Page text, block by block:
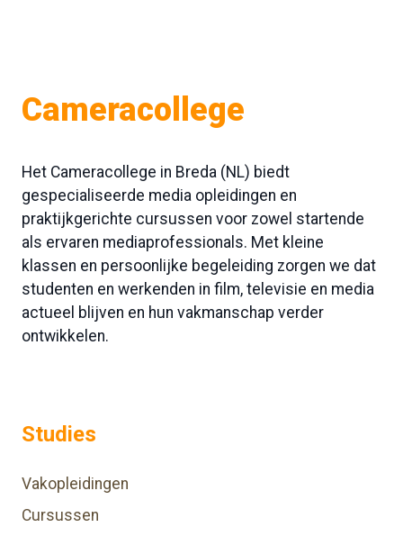
Cameracollege
Het Cameracollege in Breda (NL) biedt
gespecialiseerde media opleidingen en
praktijkgerichte cursussen voor zowel startende
als ervaren mediaprofessionals. Met kleine
klassen en persoonlijke begeleiding zorgen we dat
studenten en werkenden in film, televisie en media
actueel blijven en hun vakmanschap verder
ontwikkelen.
Studies
Vakopleidingen
Cursussen